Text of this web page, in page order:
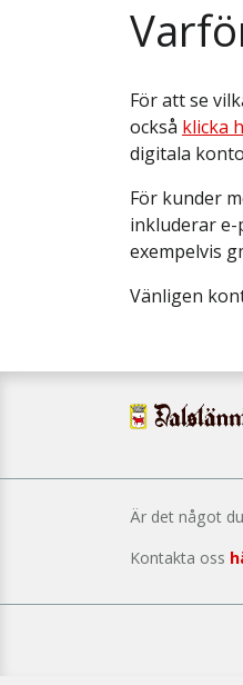
För att se
också klicka
digitala
För kunder
inkluderar e-
exempelvis
Vänligen
Är det något
Kontakta oss